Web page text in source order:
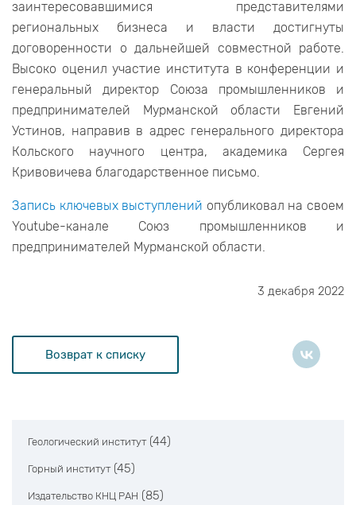
заинтересовавшимися представителями
региональных бизнеса и власти достигнуты
договоренности о дальнейшей совместной работе.
Высоко оценил участие института в конференции и
генеральный директор Союза промышленников и
предпринимателей Мурманской области Евгений
Устинов, направив в адрес генерального директора
Кольского научного центра, академика Сергея
Кривовичева благодарственное письмо.
Запись ключевых выступлений опубликовал на своем
Youtube-канале Союз промышленников и
предпринимателей Мурманской области.
3 декабря 2022
Возврат к списку
Геологический институт (44)
Горный институт (45)
Издательство КНЦ РАН (85)